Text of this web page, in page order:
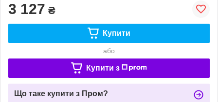
3 127 ₴
Купити
або
Купити з
Що таке купити з Пром?